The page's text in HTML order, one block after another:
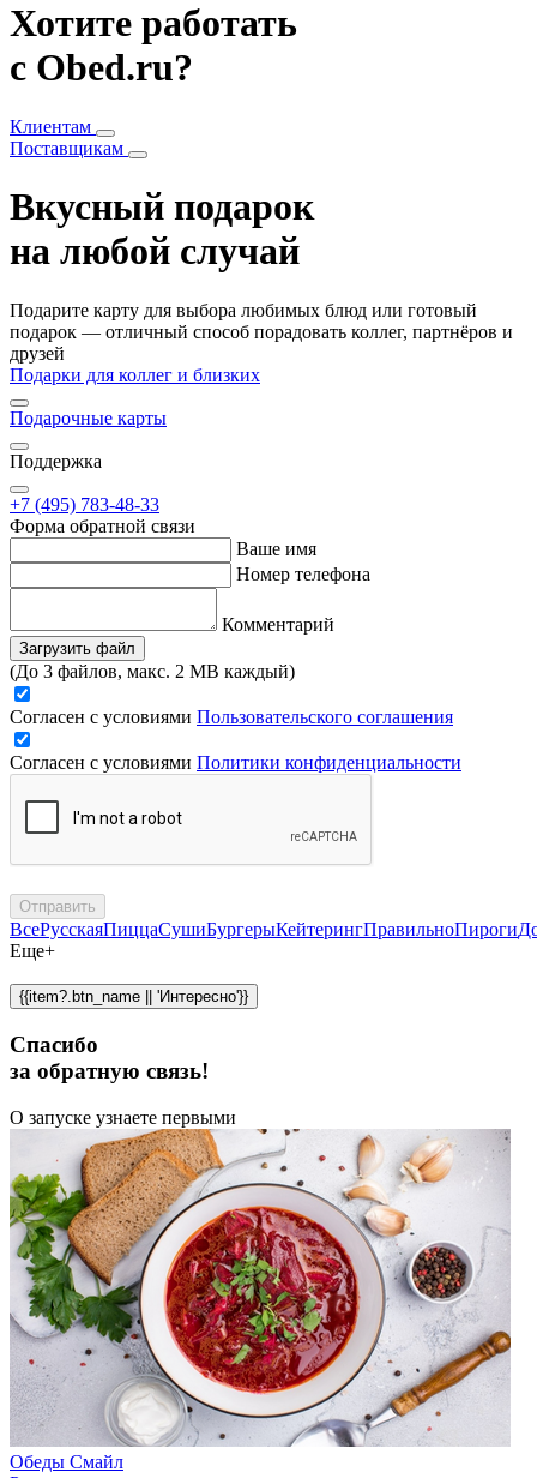
Хотите работать
с Obed.ru?
Клиентам
Поставщикам
Вкусный подарок
на любой случай
Подарите карту для выбора любимых блюд или готовый
подарок — отличный способ порадовать коллег, партнёров и
друзей
Подарки для коллег и близких
Подарочные карты
Поддержка
+7 (495) 783-48-33
Форма обратной связи
Ваше имя
Номер телефона
Комментарий
Загрузить файл
(До 3 файлов, макс. 2 MB каждый)
Согласен с условиями Пользовательского соглашения
Согласен с условиями Политики конфиденциальности
Отправить
ВсеРусскаяПиццаСушиБургерыКейтерингПравильноПироги
Еще+
{{item?.btn_name || 'Интересно'}}
Спасибо
за обратную связь!
О запуске узнаете первыми
Обеды Смайл